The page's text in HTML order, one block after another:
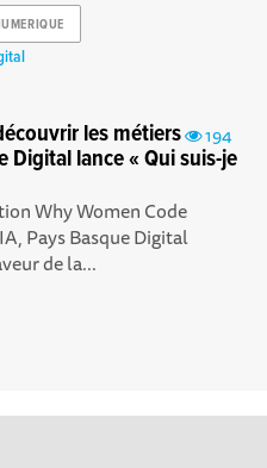
194
les métiers
Digital lance « Qui suis-je
Why Women Code
Pays Basque Digital
de la...